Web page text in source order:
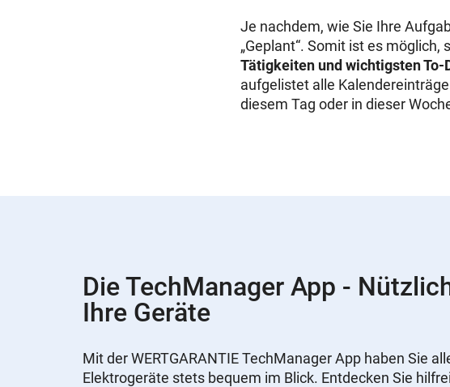
Je nachdem, wie Sie Ihre
„Geplant“. Somit ist es
Tätigkeiten und wichtigsten To-
aufgelistet alle
diesem Tag oder in dieser
Die TechManager App -
Ihre Geräte
Mit der WERTGARANTIE TechManager App haben Sie
Elektrogeräte stets bequem im Blick. Entdecken Sie